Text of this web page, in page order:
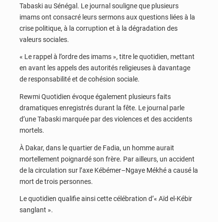
Tabaski au Sénégal. Le journal souligne que plusieurs
imams ont consacré leurs sermons aux questions liées à la
crise politique, à la corruption et à la dégradation des
valeurs sociales.
« Le rappel à l’ordre des imams », titre le quotidien, mettant
en avant les appels des autorités religieuses à davantage
de responsabilité et de cohésion sociale.
Rewmi Quotidien évoque également plusieurs faits
dramatiques enregistrés durant la fête. Le journal parle
d’une Tabaski marquée par des violences et des accidents
mortels.
À Dakar, dans le quartier de Fadia, un homme aurait
mortellement poignardé son frère. Par ailleurs, un accident
de la circulation sur l’axe Kébémer–Ngaye Mékhé a causé la
mort de trois personnes.
Le quotidien qualifie ainsi cette célébration d’« Aïd el-Kébir
sanglant ».